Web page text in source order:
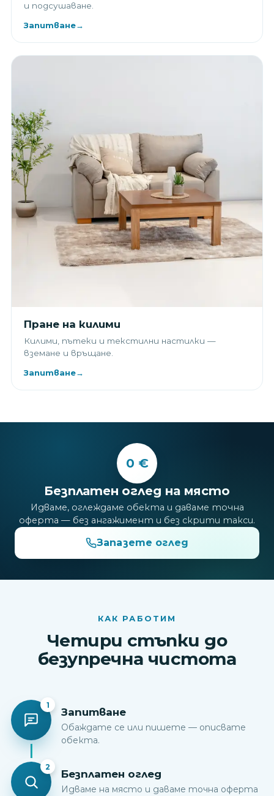
и подсушаване.
Запитване→
Пране на килими
Килими, пътеки и текстилни настилки —
вземане и връщане.
Запитване→
0 €
Безплатен оглед на място
Идваме, оглеждаме обекта и даваме точна
оферта — без ангажимент и без скрити такси.
Запазете оглед
КАК РАБОТИМ
Четири стъпки до
безупречна чистота
1
Запитване
Обаждате се или пишете — описвате
обекта.
2
Безплатен оглед
Идваме на място и даваме точна оферта